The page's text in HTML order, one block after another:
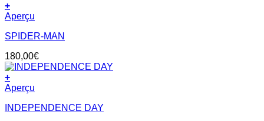
+
Aperçu
SPIDER-MAN
180,00€
+
Aperçu
INDEPENDENCE DAY